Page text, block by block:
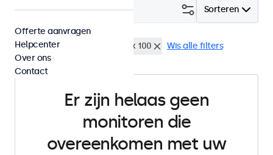
Sorteren
Filter (0)
8 inch monitoren VESA 100 x 100 Wis alle filters
Er zijn helaas geen
monitoren die
overeenkomen met uw
Offerte aanvragen
Helpcenter
Over ons
Contact